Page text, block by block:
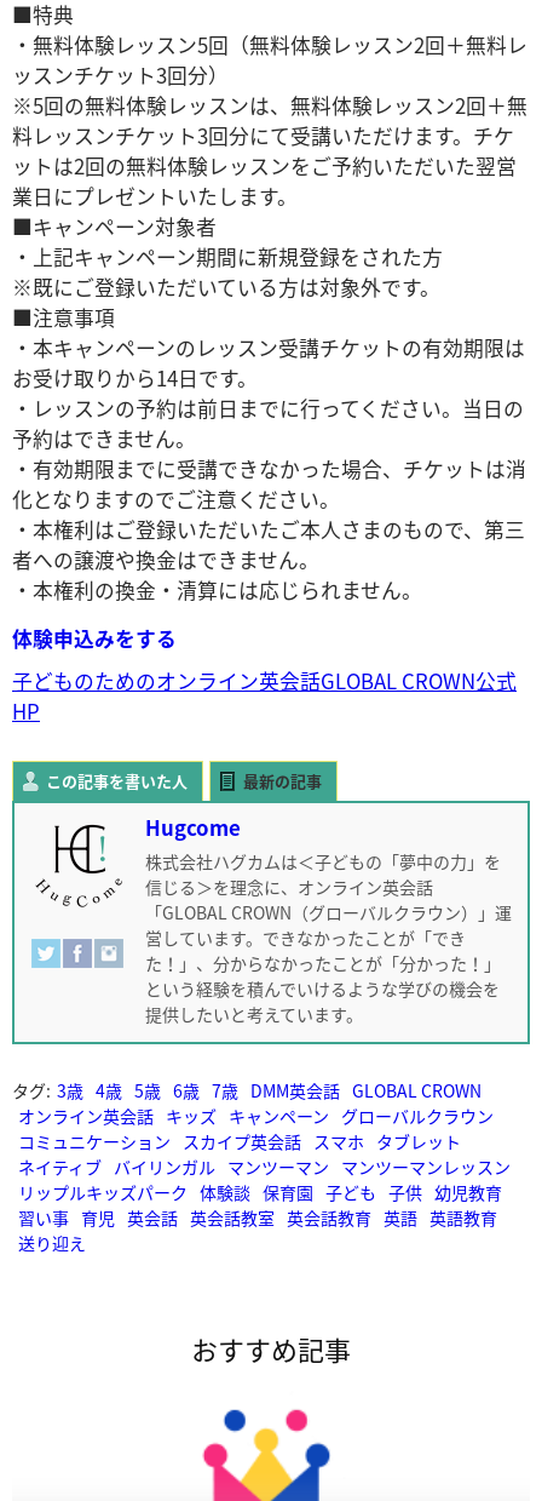
​■特典
・無料体験レッスン5回（無料体験レッスン2回＋無料レ
ッスンチケット3回分）
※5回の無料体験レッスンは、無料体験レッスン2回＋無
料レッスンチケット3回分にて受講いただけます。チケ
ットは2回の無料体験レッスンをご予約いただいた翌営
業日にプレゼントいたします。
■キャンペーン対象者
・上記キャンペーン期間に新規登録をされた方
※既にご登録いただいている方は対象外です。
■注意事項
・本キャンペーンのレッスン受講チケットの有効期限は
お受け取りから14日です。
・レッスンの予約は前日までに行ってください。当日の
予約はできません。
・有効期限までに受講できなかった場合、チケットは消
化となりますのでご注意ください。
・本権利はご登録いただいたご本人さまのもので、第三
者への譲渡や換金はできません。
・本権利の換金・清算には応じられません。
体験申込みをする
子どものためのオンライン英会話GLOBAL CROWN公式
HP
この記事を書いた人 最新の記事
Hugcome
株式会社ハグカムは＜子どもの「夢中の力」を
信じる＞を理念に、オンライン英会話
「GLOBAL CROWN（グローバルクラウン）」運
営しています。できなかったことが「でき
た！」、分からなかったことが「分かった！」
という経験を積んでいけるような学びの機会を
提供したいと考えています。
タグ: 3歳 4歳 5歳 6歳 7歳 DMM英会話 GLOBAL CROWN
オンライン英会話 キッズ キャンペーン グローバルクラウン
コミュニケーション スカイプ英会話 スマホ タブレット
ネイティブ バイリンガル マンツーマン マンツーマンレッスン
リップルキッズパーク 体験談 保育園 子ども 子供 幼児教育
習い事 育児 英会話 英会話教室 英会話教育 英語 英語教育
送り迎え
おすすめ記事